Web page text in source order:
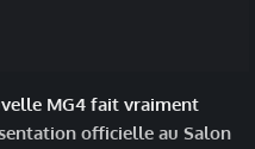
MG4 fait vraiment
officielle au Salon